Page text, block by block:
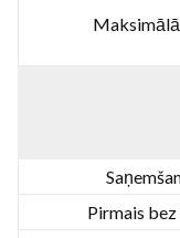
Pirmais bez